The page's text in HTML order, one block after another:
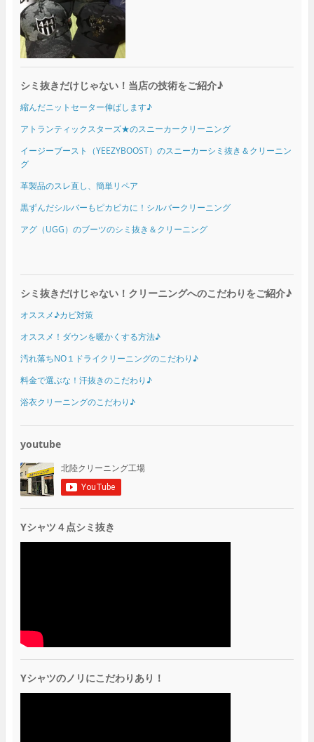
シミ抜きだけじゃない！当店の技術をご紹介♪
縮んだニットセーター伸ばします♪
アトランティックスターズ★のスニーカークリーニング
イージーブースト（YEEZYBOOST）のスニーカーシミ抜き＆クリーニン
グ
革製品のスレ直し、簡単リペア
黒ずんだシルバーもピカピカに！シルバークリーニング
アグ（UGG）のブーツのシミ抜き＆クリーニング
シミ抜きだけじゃない！クリーニングへのこだわりをご紹介♪
オススメ♪カビ対策
オススメ！ダウンを暖かくする方法♪
汚れ落ちNO１ドライクリーニングのこだわり♪
料金で選ぶな！汗抜きのこだわり♪
浴衣クリーニングのこだわり♪
youtube
Yシャツ４点シミ抜き
Yシャツのノリにこだわりあり！